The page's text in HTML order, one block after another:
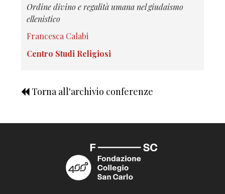
Ordine divino e regalità umana nel giudaismo
ellenistico
Francesca Calabi
Centro Studi Religiosi
Torna all'archivio conferenze